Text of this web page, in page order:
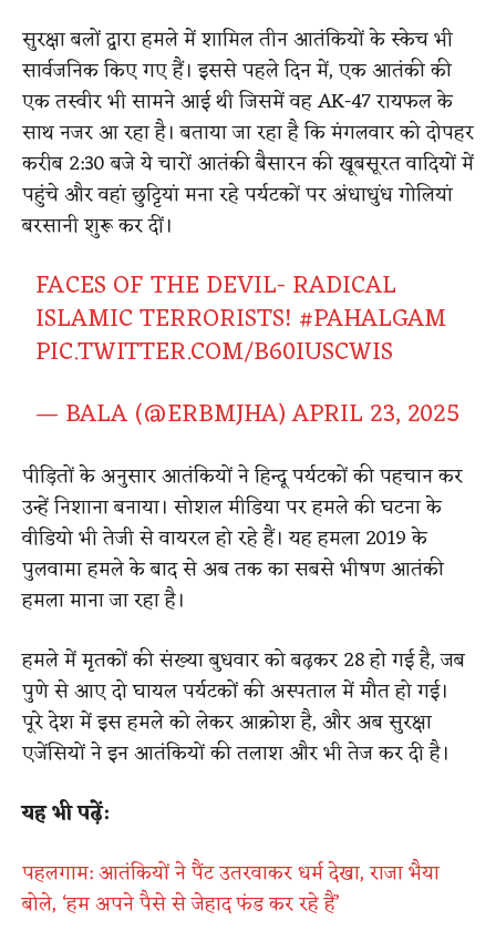
सुरक्षा बलों द्वारा हमले में शामिल तीन आतंकियों के स्केच भी
सार्वजनिक किए गए हैं। इससे पहले दिन में, एक आतंकी की
एक तस्वीर भी सामने आई थी जिसमें वह AK-47 रायफल के
साथ नजर आ रहा है। बताया जा रहा है कि मंगलवार को दोपहर
करीब 2:30 बजे ये चारों आतंकी बैसारन की खूबसूरत वादियों में
पहुंचे और वहां छुट्टियां मना रहे पर्यटकों पर अंधाधुंध गोलियां
बरसानी शुरू कर दीं।
FACES OF THE DEVIL- RADICAL
ISLAMIC TERRORISTS! #PAHALGAM
PIC.TWITTER.COM/B60IUSCWIS
— BALA (@ERBMJHA)APRIL 23, 2025
पीड़ितों के अनुसार आतंकियों ने हिन्दू पर्यटकों की पहचान कर
उन्हें निशाना बनाया। सोशल मीडिया पर हमले की घटना के
वीडियो भी तेजी से वायरल हो रहे हैं। यह हमला 2019 के
पुलवामा हमले के बाद से अब तक का सबसे भीषण आतंकी
हमला माना जा रहा है।
हमले में मृतकों की संख्या बुधवार को बढ़कर 28 हो गई है, जब
पुणे से आए दो घायल पर्यटकों की अस्पताल में मौत हो गई।
पूरे देश में इस हमले को लेकर आक्रोश है, और अब सुरक्षा
एजेंसियों ने इन आतंकियों की तलाश और भी तेज कर दी है।
यह भी पढ़ें:
पहलगाम: आतंकियों ने पैंट उतरवाकर धर्म देखा, राजा भैया
बोले, ‘हम अपने पैसे से जेहाद फंड कर रहे हैं’